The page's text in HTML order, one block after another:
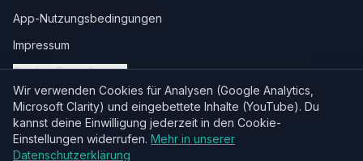
App-Nutzungsbedingungen
Impressum
Cookie-Einstellungen
© 2026 RootWise. Dein persönlicher Erziehungscoach.
Wir verwenden Cookies für Analysen (Google Analytics,
Microsoft Clarity) und eingebettete Inhalte (YouTube). Du
kannst deine Einwilligung jederzeit in den Cookie-
Einstellungen widerrufen. Mehr in unserer
Datenschutzerklärung